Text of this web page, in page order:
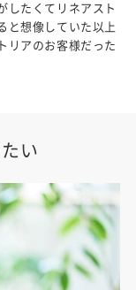
したくてリネアスト
と想像していた以上
リアのお客様だった
い